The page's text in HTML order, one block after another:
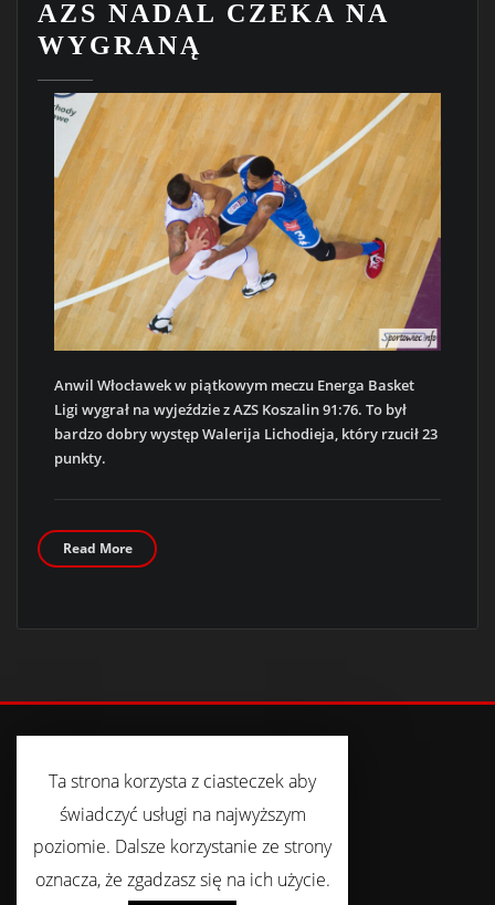
AZS NADAL CZEKA NA
WYGRANĄ
Anwil Włocławek w piątkowym meczu Energa Basket
Ligi wygrał na wyjeździe z AZS Koszalin 91:76. To był
bardzo dobry występ Walerija Lichodieja, który rzucił 23
punkty.
Read More
FACEBOOK
Ta strona korzysta z ciasteczek aby
świadczyć usługi na najwyższym
poziomie. Dalsze korzystanie ze strony
oznacza, że zgadzasz się na ich użycie.